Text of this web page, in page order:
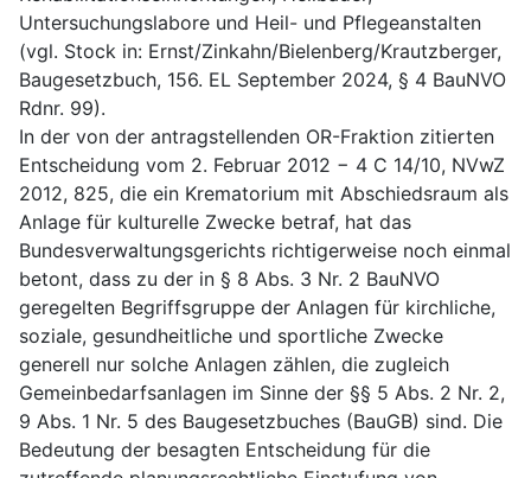
Untersuchungslabore und Heil- und Pflegeanstalten
(vgl. Stock in: Ernst/Zinkahn/Bielenberg/Krautzberger,
Baugesetzbuch, 156. EL September 2024, § 4 BauNVO
Rdnr. 99).
In der von der antragstellenden OR-Fraktion zitierten
Entscheidung vom 2. Februar 2012 − 4 C 14/10, NVwZ
2012, 825, die ein Krematorium mit Abschiedsraum als
Anlage für kulturelle Zwecke betraf, hat das
Bundesverwaltungsgerichts richtigerweise noch einmal
betont, dass zu der in § 8 Abs. 3 Nr. 2 BauNVO
geregelten Begriffsgruppe der Anlagen für kirchliche,
soziale, gesundheitliche und sportliche Zwecke
generell nur solche Anlagen zählen, die zugleich
Gemeinbedarfsanlagen im Sinne der §§ 5 Abs. 2 Nr. 2,
9 Abs. 1 Nr. 5 des Baugesetzbuches (BauGB) sind. Die
Bedeutung der besagten Entscheidung für die